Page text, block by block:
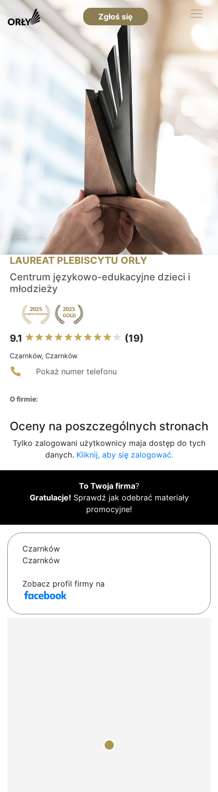
Zgłoś się
LAUREAT PLEBISCYTU ORŁY
Centrum językowo-edukacyjne dzieci i
młodzieży
9.1 (19)
Czarnków, Czarnków
Pokaż numer telefonu
O firmie:
Oceny na poszczególnych stronach
Tylko zalogowani użytkownicy maja dostęp do tych
danych. Kliknij, aby się zalogować.
To Twoja firma?
Gratulacje! Sprawdź jak odebrać materiały
promocyjne!
Czarnków
Czarnków
Zobacz profil firmy na